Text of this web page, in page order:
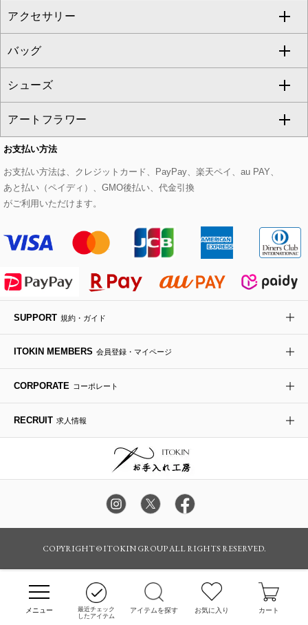
最近チェック
したアイテム
アイテムを探す お気に入り カート
eur3
Maison de CINQ
MK MICHEL KLEIN BAG
HIROKO KOSHINO
ベスト・ジレ
パーカー
タンクトップ・キャミソール
スウェット・ジャージー
その他のトップス
その他のワンピース・ドレス
ハーフ・ショート丈パンツ
サロペット・オールインワン
その他のパンツ
ミモレ丈スカート
ショート・ミニ丈スカート
その他のスカート
ノーカラージャケット
セットアップ
セットアップジャケット
セットアップパンツ
セットアップスカート
セットアップワンピース
トレンチコート
ピーコート
ダッフルコート
チェスターコート
モッズコート
ステンカラーコート
ライダースジャケット
デニムジャケット
ダウンジャケット・コート
すべてのグッズ・小物
マスク
ストール・マフラー・スヌード
ベルト・サスペンダー
帽子
ヘアアクセサリー
ハンカチ・バンダナ
手袋
チャーム・ストラップ
その他のグッズ・小物
アクセサリー
すべてのアクセサリー
ネックレス
ピアス・イヤリング
ブレスレット・バングル
ブローチ・コサージュ
バッグ
すべてのバッグ
トートバッグ
ショルダーバッグ
ボストンバッグ
バックパック・リュック
ボディバッグ・メッセンジャーバッグ
トラベルバッグ
シューズ
すべてのシューズ
パンプス
スニーカー
フラットシューズ
ローファー
ドレスシューズ
アートフラワー
すべてのアートフラワー
ローズ
カサブランカ・カラー
ラナンキュラス
ポプリアレンジ＆フレグランス
お支払い方法
お支払い方法は、クレジットカード、PayPay、楽天ペイ、au PAY、
あと払い（ペイディ）、GMO後払い、代金引換
がご利用いただけます。
SUPPORT 規約・ガイド
ITOKIN MEMBERS 会員登録・マイページ
CORPORATE コーポレート
RECRUIT 求人情報
COPYRIGHT © ITOKIN GROUP ALL RIGHTS RESERVED.